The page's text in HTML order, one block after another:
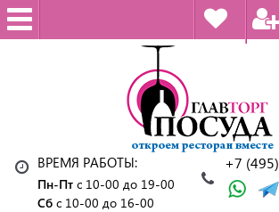
ВРЕМЯ РАБОТЫ:
Пн-Пт с 10-00 до 19-00
Сб с 10-00 до 16-00
+7 (495)